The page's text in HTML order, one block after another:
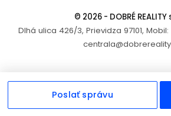
Poslať správu
© 2026 - DOBRÉ REALITY
Dlhá ulica 426/3, Prievidza 97101,